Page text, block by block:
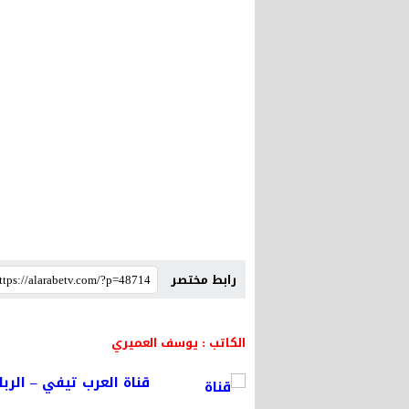
رابط مختصر
الكاتب : يوسف العميري
قناة العرب تيفي –